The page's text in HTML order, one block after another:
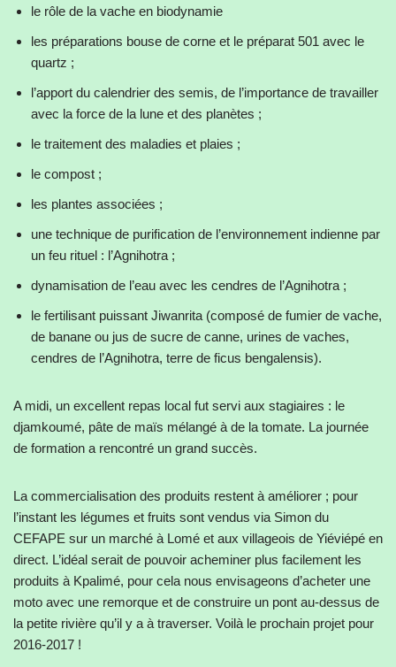
le rôle de la vache en biodynamie
les préparations bouse de corne et le préparat 501 avec le
quartz ;
l’apport du calendrier des semis, de l’importance de travailler
avec la force de la lune et des planètes ;
le traitement des maladies et plaies ;
le compost ;
les plantes associées ;
une technique de purification de l’environnement indienne par
un feu rituel : l’Agnihotra ;
dynamisation de l’eau avec les cendres de l’Agnihotra ;
le fertilisant puissant Jiwanrita (composé de fumier de vache,
de banane ou jus de sucre de canne, urines de vaches,
cendres de l’Agnihotra, terre de ficus bengalensis).
A midi, un excellent repas local fut servi aux stagiaires : le
djamkoumé, pâte de maïs mélangé à de la tomate. La journée
de formation a rencontré un grand succès.
La commercialisation des produits restent à améliorer ; pour
l’instant les légumes et fruits sont vendus via Simon du
CEFAPE sur un marché à Lomé et aux villageois de Yiéviépé en
direct. L’idéal serait de pouvoir acheminer plus facilement les
produits à Kpalimé, pour cela nous envisageons d’acheter une
moto avec une remorque et de construire un pont au-dessus de
la petite rivière qu’il y a à traverser. Voilà le prochain projet pour
2016-2017 !